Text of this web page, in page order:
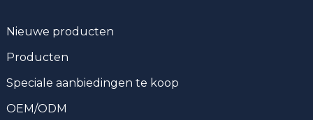
Nieuwe producten
Producten
Speciale aanbiedingen te koop
OEM/ODM